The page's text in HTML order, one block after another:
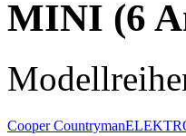
MINI (6
CooperCountryman